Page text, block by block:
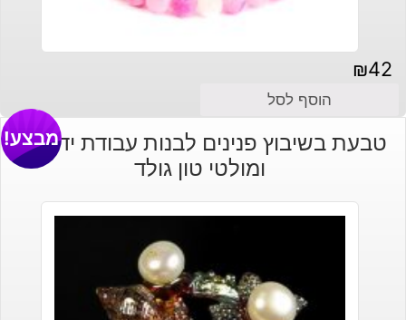
₪42
הוסף לסל
טבעת בשיבוץ פנינים לבנות עבודת יד כסף
ומולטי טון גולד
מבצע!